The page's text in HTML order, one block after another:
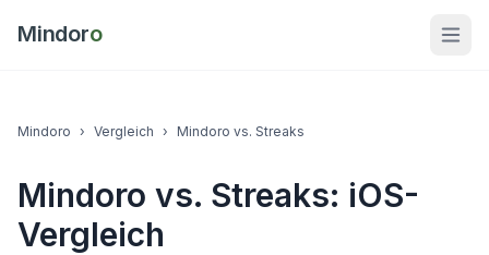
Mindoro
Mindoro › Vergleich › Mindoro vs. Streaks
Mindoro vs. Streaks: iOS-
Vergleich